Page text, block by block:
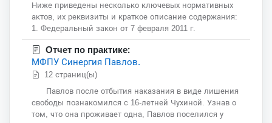
Ниже приведены несколько ключевых нормативных
актов, их реквизиты и краткое описание содержания:
1. Федеральный закон от 7 февраля 2011 г.
Отчет по практике:
МФПУ Синергия Павлов.
12 страниц(ы)
Павлов после отбытия наказания в виде лишения
свободы познакомился с 16-летней Чухиной. Узнав о
том, что она проживает одна, Павлов поселился у